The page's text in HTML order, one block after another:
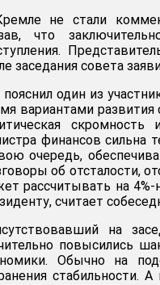
не стали
что
заседания совета
пояснил один из
вариантами развития
финансов сильна
очередь,
об отсталости,
рассчитывать на
считает
на
повысились
Обычно на
стабильности.